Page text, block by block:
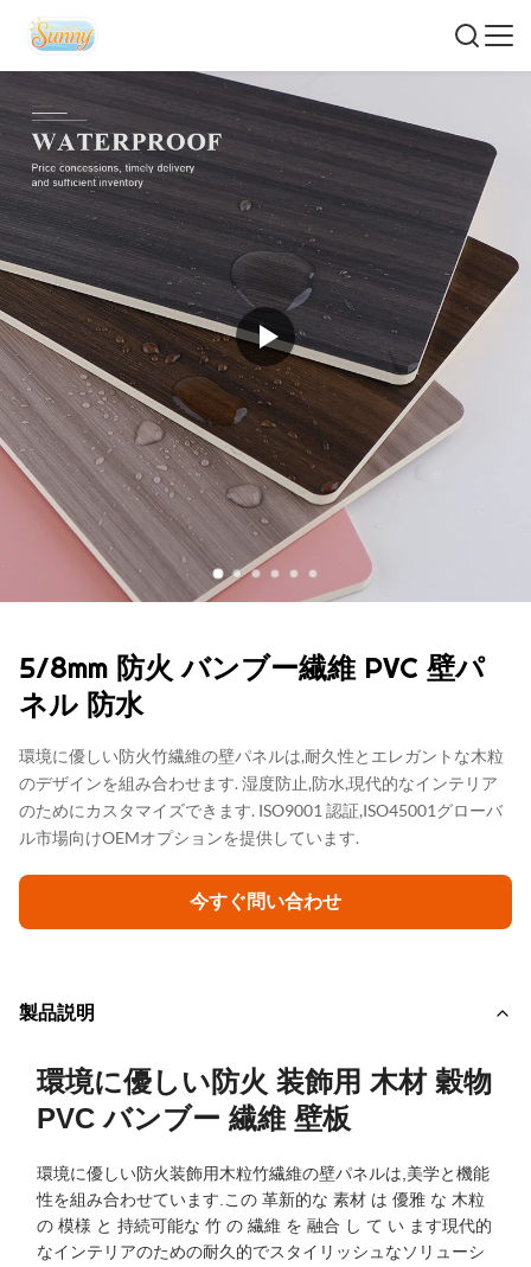
5/8mm 防火 バンブー繊維 PVC 壁パ
ネル 防水
環境に優しい防火竹繊維の壁パネルは,耐久性とエレガントな木粒
のデザインを組み合わせます. 湿度防止,防水,現代的なインテリア
のためにカスタマイズできます. ISO9001 認証,ISO45001グローバ
ル市場向けOEMオプションを提供しています.
今すぐ問い合わせ
製品説明
環境に優しい防火 装飾用 木材 穀物
PVC バンブー 繊維 壁板
環境に優しい防火装飾用木粒竹繊維の壁パネルは,美学と機能
性を組み合わせています.この 革新的な 素材 は 優雅 な 木粒
の 模様 と 持続可能な 竹 の 繊維 を 融合 し て い ます現代的
なインテリアのための耐久的でスタイリッシュなソリューシ